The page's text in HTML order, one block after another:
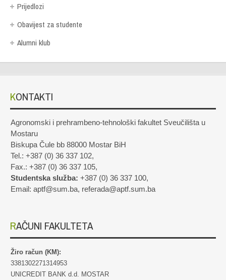
Prijedlozi
Obavijest za studente
Alumni klub
KONTAKTI
Agronomski i prehrambeno-tehnološki fakultet Sveučilišta u
Mostaru
Biskupa Čule bb 88000 Mostar BiH
Tel.: +387 (0) 36 337 102,
Fax.: +387 (0) 36 337 105,
Studentska služba: +387 (0) 36 337 100,
Email: aptf@sum.ba, referada@aptf.sum.ba
RAČUNI FAKULTETA
Žiro račun (KM):
3381302271314953
UNICREDIT BANK d.d. MOSTAR